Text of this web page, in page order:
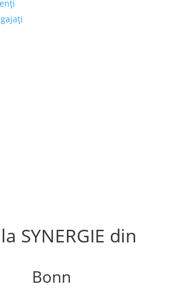
SYNERGIE din
Bonn